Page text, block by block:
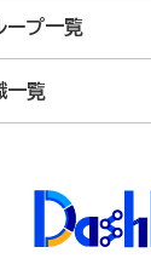
ープ一覧
一覧